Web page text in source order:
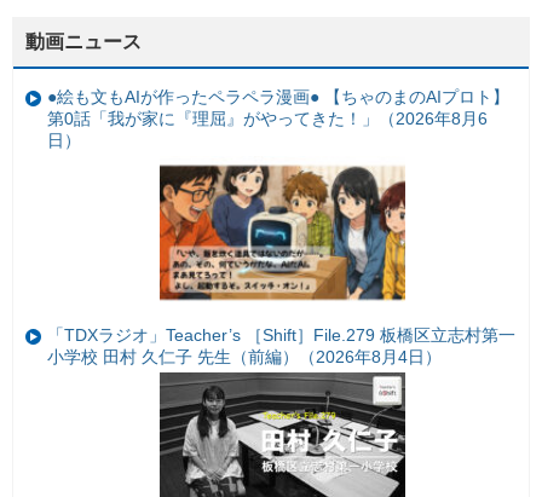
動画ニュース
●絵も文もAIが作ったペラペラ漫画● 【ちゃのまのAIプロト】
第0話「我が家に『理屈』がやってきた！」（2026年8月6
日）
「TDXラジオ」Teacher’s ［Shift］File.279 板橋区立志村第一
小学校 田村 久仁子 先生（前編）（2026年8月4日）